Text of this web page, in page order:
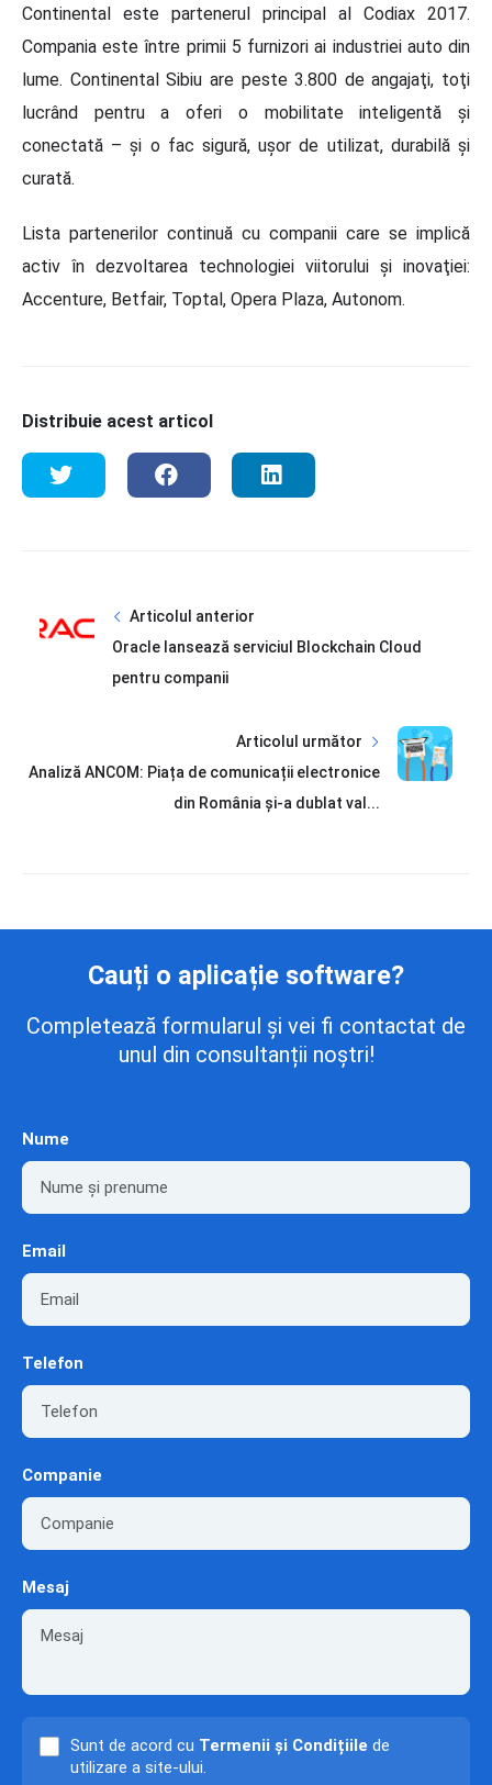
Continental este partenerul principal al Codiax 2017.
Compania este între primii 5 furnizori ai industriei auto din
lume. Continental Sibiu are peste 3.800 de angajaţi, toţi
lucrând pentru a oferi o mobilitate inteligentă şi
conectată – şi o fac sigură, uşor de utilizat, durabilă şi
curată.
Lista partenerilor continuă cu companii care se implică
activ în dezvoltarea technologiei viitorului şi inovaţiei:
Accenture, Betfair, Toptal, Opera Plaza, Autonom.
Distribuie acest articol
Articolul anterior
Oracle lansează serviciul Blockchain Cloud
pentru companii
Articolul următor
Analiză ANCOM: Piața de comunicații electronice
din România și-a dublat val...
Cauți o aplicație software?
Completează formularul și vei fi contactat de
unul din consultanții noștri!
Nume
Email
Telefon
Companie
Mesaj
Sunt de acord cu Termenii și Condițiile de
utilizare a site-ului.